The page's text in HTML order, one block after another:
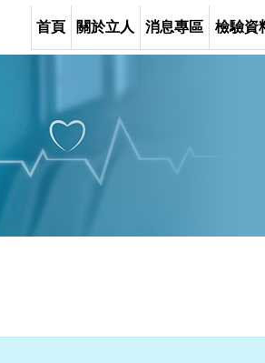
首頁 關於立人 消息專區 檢驗資